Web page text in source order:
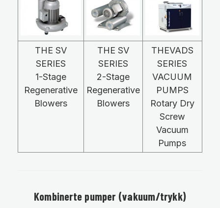
THE SV
SERIES
1-Stage
Regenerative
Blowers
THE SV
SERIES
2-Stage
Regenerative
Blowers
THEVADS
SERIES
VACUUM
PUMPS
Rotary Dry
Screw
Vacuum
Pumps
Kombinerte pumper (vakuum/trykk)